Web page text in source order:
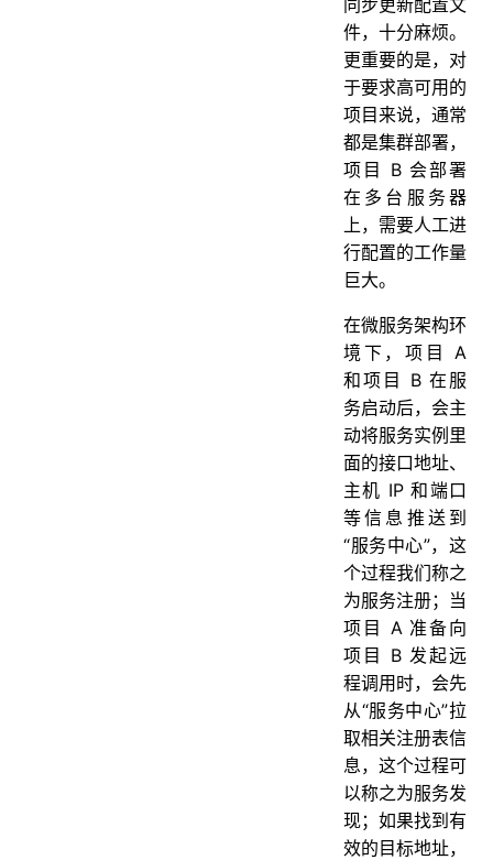
件，十分麻烦。
更重要的是，对
于要求高可用的
项目来说，通常
都是集群部署，
项目 B 会部署
在多台服务器
上，需要人工进
行配置的工作量
巨大。
在微服务架构环
境下，项目 A
和项目 B 在服
务启动后，会主
动将服务实例里
面的接口地址、
主机 IP 和端口
等信息推送到
“服务中心”，这
个过程我们称之
为服务注册；当
项目 A 准备向
项目 B 发起远
程调用时，会先
从“服务中心”拉
取相关注册表信
息，这个过程可
以称之为服务发
现；如果找到有
效的目标地址，